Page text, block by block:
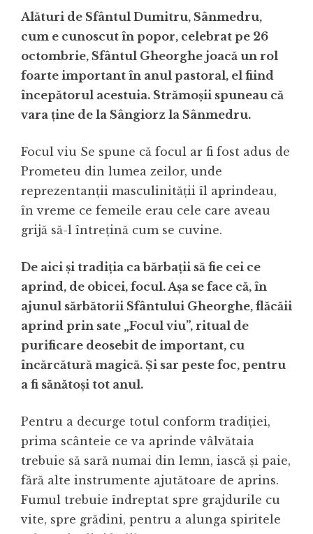
Alături de Sfântul Dumitru, Sânmedru,
cum e cunoscut în popor, celebrat pe 26
octombrie, Sfântul Gheorghe joacă un rol
foarte important în anul pastoral, el fiind
începătorul acestuia. Strămoșii spuneau că
vara ține de la Sângiorz la Sânmedru.
Focul viu Se spune că focul ar fi fost adus de
Prometeu din lumea zeilor, unde
reprezentanții masculinității îl aprindeau,
în vreme ce femeile erau cele care aveau
grijă să-l întrețină cum se cuvine.
De aici și tradiția ca bărbații să fie cei ce
aprind, de obicei, focul. Așa se face că, în
ajunul sărbătorii Sfântului Gheorghe, flăcăii
aprind prin sate „Focul viu”, ritual de
purificare deosebit de important, cu
încărcătură magică. Și sar peste foc, pentru
a fi sănătoși tot anul.
Pentru a decurge totul conform tradiției,
prima scânteie ce va aprinde vâlvătaia
trebuie să sară numai din lemn, iască și paie,
fără alte instrumente ajutătoare de aprins.
Fumul trebuie îndreptat spre grajdurile cu
vite, spre grădini, pentru a alunga spiritele